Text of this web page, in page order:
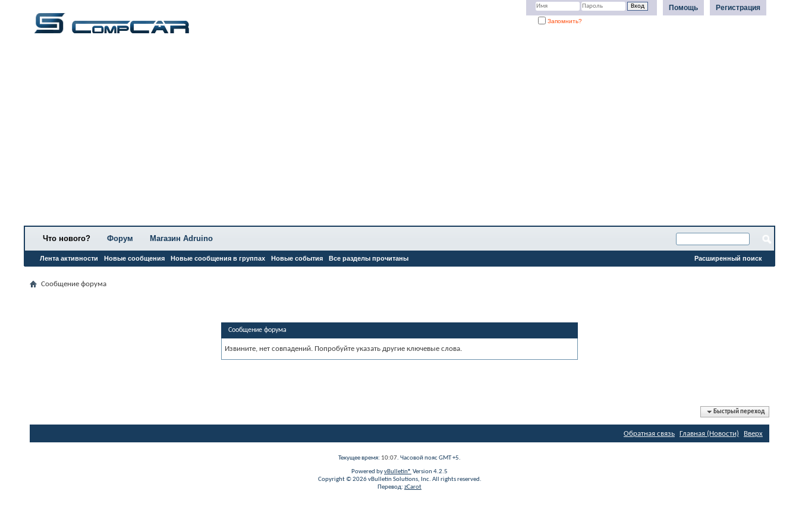
Регистрация
Помощь
Запомнить?
Что нового?
Лента активности Новые сообщения Новые сообщения в группах Новые события Все разделы прочитаны
Форум Магазин Adruino
Расширенный поиск
Сообщение форума
Сообщение форума
Извините, нет совпадений. Попробуйте указать другие ключевые слова.
Быстрый переход
Обратная связь Главная (Новости) Вверх
Текущее время: 10:07. Часовой пояс GMT +5.
Powered byvBulletin® Version 4.2.5
Copyright © 2026 vBulletin Solutions, Inc. All rights reserved.
Перевод: zCarot